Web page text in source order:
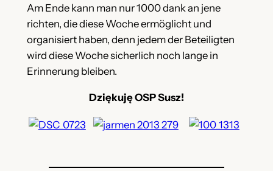
Am Ende kann man nur 1000 dank an jene
richten, die diese Woche ermöglicht und
organisiert haben, denn jedem der Beteiligten
wird diese Woche sicherlich noch lange in
Erinnerung bleiben.
Dziękuję OSP Susz!